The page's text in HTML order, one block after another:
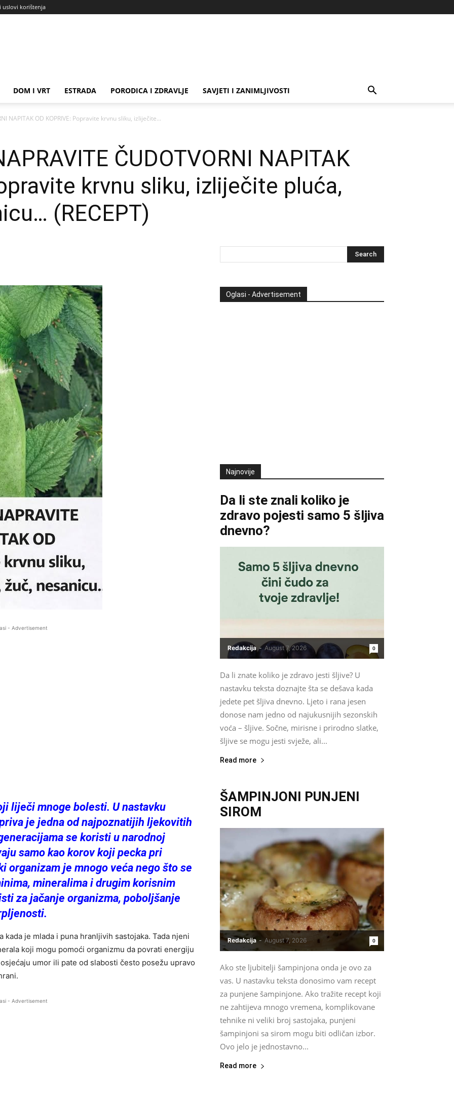
uslovi korištenja
DOM I VRT ESTRADA PORODICA I ZDRAVLJE SAVJETI I ZANIMLJIVOSTI
NAPITAK OD KOPRIVE: Popravite krvnu sliku, izliječite...
ČUDOTVORNI NAPITAK
krvnu sliku, izliječite pluća,
(RECEPT)
- Advertisement
liječi mnoge bolesti. U nastavku
je jedna od najpoznatijih ljekovitih
se koristi u narodnoj
samo kao korov koji pecka pri
organizam je mnogo veća nego što se
mineralima i drugim korisnim
za jačanje organizma, poboljšanje
je mlada i puna hranljivih sastojaka. Tada njeni
koji mogu pomoći organizmu da povrati energiju
umor ili pate od slabosti često posežu upravo
- Advertisement
Oglasi - Advertisement
Najnovije
Da li ste znali koliko je
zdravo pojesti samo 5 šljiva
dnevno?
Redakcija - August 7, 2026 0
Da li znate koliko je zdravo jesti šljive? U
nastavku teksta doznajte šta se dešava kada
jedete pet šljiva dnevno. Ljeto i rana jesen
donose nam jedno od najukusnijih sezonskih
voća – šljive. Sočne, mirisne i prirodno slatke,
šljive se mogu jesti svježe, ali...
Read more
ŠAMPINJONI PUNJENI
SIROM
Redakcija - August 7, 2026 0
Ako ste ljubitelji šampinjona onda je ovo za
vas. U nastavku teksta donosimo vam recept
za punjene šampinjone. Ako tražite recept koji
ne zahtijeva mnogo vremena, komplikovane
tehnike ni veliki broj sastojaka, punjeni
šampinjoni sa sirom mogu biti odličan izbor.
Ovo jelo je jednostavno...
Read more